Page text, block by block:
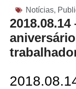
Notícias,